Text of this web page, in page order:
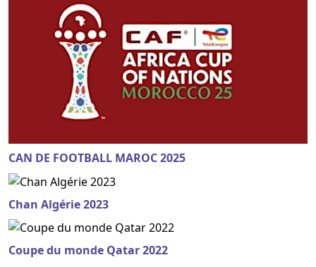
CAN DE FOOTBALL MAROC 2025
Chan Algérie 2023
Coupe du monde Qatar 2022